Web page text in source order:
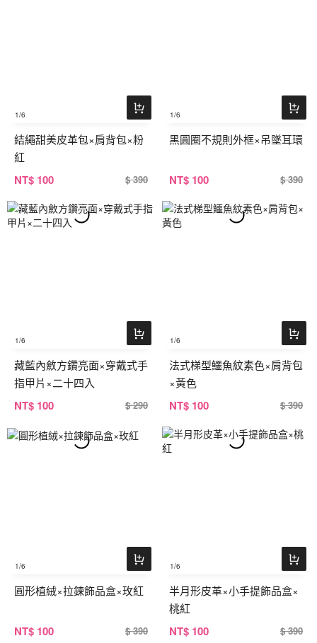
1/6
結繩甜美皮革包×肩背包×粉
紅
NT$ 100 $ 390
1/6
黑圓圈不規則外框×吊墜耳環
NT$ 100 $ 390
1/6
藏藍內斂方鑽亮面×穿戴式手
指甲片×二十四入
NT$ 100 $ 290
1/6
法式梯型鱷魚紋素色×肩背包
×黃色
NT$ 100 $ 390
1/6
圓形植絨×拉鍊飾品盒×玫紅
NT$ 100 $ 390
1/6
半月形皮革×小手提飾品盒×
桃紅
NT$ 100 $ 390